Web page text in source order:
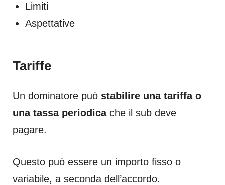
Limiti
Aspettative
Tariffe
Un dominatore può stabilire una tariffa o
una tassa periodicache il sub deve
pagare.
Questo può essere un importo fisso o
variabile, a seconda dell’accordo.